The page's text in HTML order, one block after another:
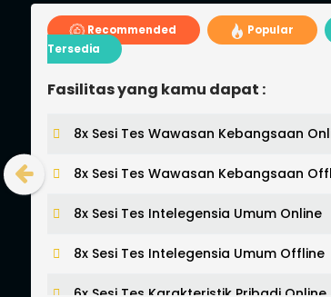
Previous
Most Wanted Cicilan Tersedia
Fasilitas yang kamu dapat :